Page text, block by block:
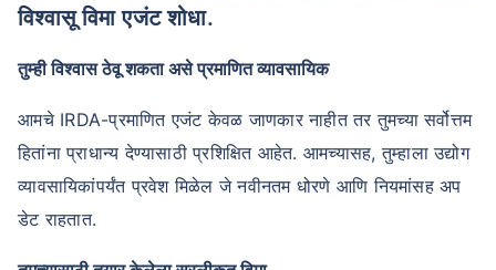
विश्वासू विमा एजंट शोधा.
तुम्ही विश्वास ठेवू शकता असे प्रमाणित व्यावसायिक
आमचे IRDA-प्रमाणित एजंट केवळ जाणकार नाहीत तर तुमच्या सर्वोत्तम
हितांना प्राधान्य देण्यासाठी प्रशिक्षित आहेत. आमच्यासह, तुम्हाला उद्योग
व्यावसायिकांपर्यंत प्रवेश मिळेल जे नवीनतम धोरणे आणि नियमांसह अप
डेट राहतात.